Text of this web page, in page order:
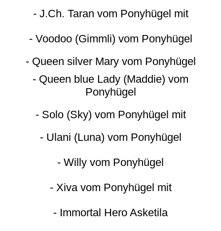
- J.Ch. Taran vom Ponyhügel mit
- Voodoo (Gimmli) vom Ponyhügel
- Queen silver Mary vom Ponyhügel
- Queen blue Lady (Maddie) vom
Ponyhügel
- Solo (Sky) vom Ponyhügel mit
- Ulani (Luna) vom Ponyhügel
- Willy vom Ponyhügel
- Xiva vom Ponyhügel mit
- Immortal Hero Asketila